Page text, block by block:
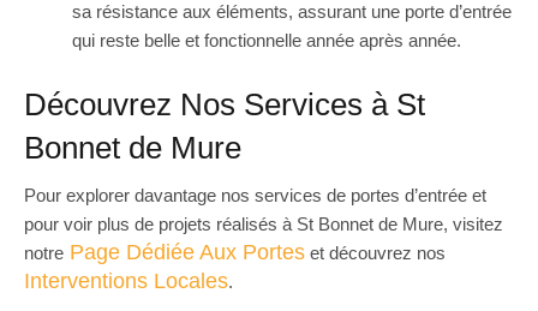
sa résistance aux éléments, assurant une porte d’entrée
qui reste belle et fonctionnelle année après année.
Découvrez Nos Services à St
Bonnet de Mure
Pour explorer davantage nos services de portes d’entrée et
pour voir plus de projets réalisés à St Bonnet de Mure, visitez
notre Page Dédiée Aux Portes et découvrez nos
Interventions Locales.